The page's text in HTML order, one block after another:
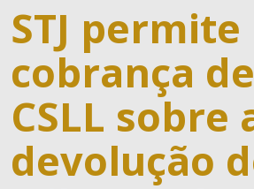
STJ permite
cobrança de
CSLL sobre
devolução